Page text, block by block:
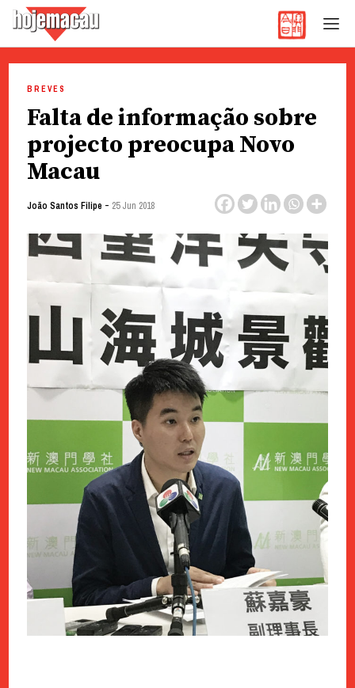
content
BREVES
Falta de informação sobre
projecto preocupa Novo
Macau
João Santos Filipe - 25 Jun 2018